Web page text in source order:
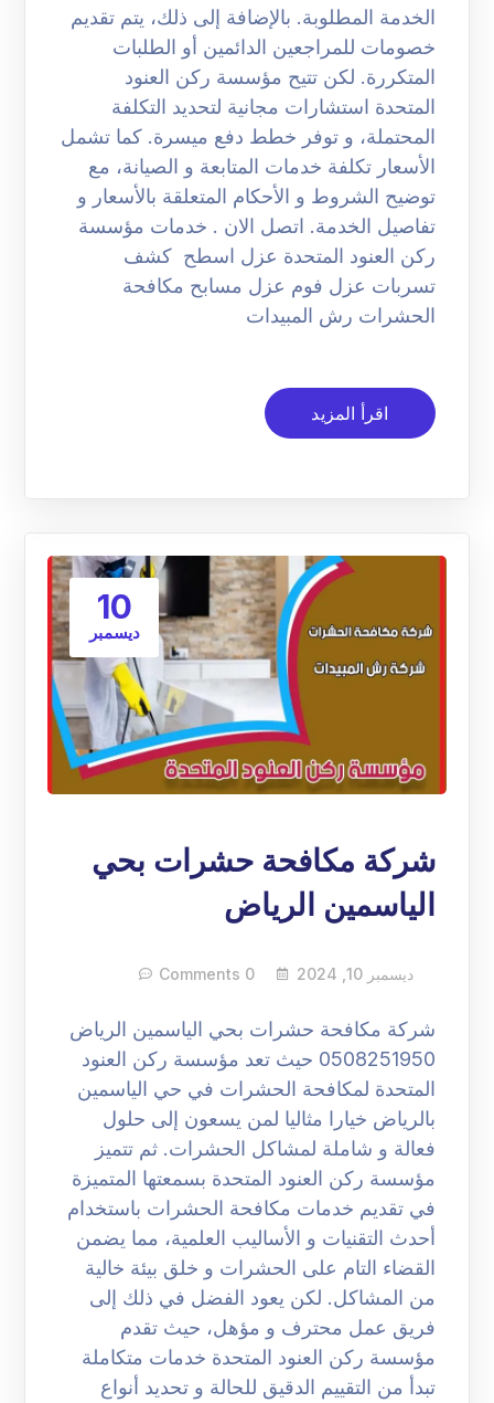
الخدمة المطلوبة. بالإضافة إلى ذلك، يتم تقديم
خصومات للمراجعين الدائمين أو الطلبات
المتكررة. لكن تتيح مؤسسة ركن العنود
المتحدة استشارات مجانية لتحديد التكلفة
المحتملة، و توفر خطط دفع ميسرة. كما تشمل
الأسعار تكلفة خدمات المتابعة و الصيانة، مع
توضيح الشروط و الأحكام المتعلقة بالأسعار و
تفاصيل الخدمة. اتصل الان . خدمات مؤسسة
ركن العنود المتحدة عزل اسطح كشف
تسربات عزل فوم عزل مسابح مكافحة
الحشرات رش المبيدات
اقرأ المزيد
10
ديسمبر
شركة مكافحة حشرات بحي
الياسمين الرياض
ديسمبر 10, 2024 0 Comments
شركة مكافحة حشرات بحي الياسمين الرياض
0508251950 حيث تعد مؤسسة ركن العنود
المتحدة لمكافحة الحشرات في حي الياسمين
بالرياض خيارا مثاليا لمن يسعون إلى حلول
فعالة و شاملة لمشاكل الحشرات. ثم تتميز
مؤسسة ركن العنود المتحدة بسمعتها المتميزة
في تقديم خدمات مكافحة الحشرات باستخدام
أحدث التقنيات و الأساليب العلمية، مما يضمن
القضاء التام على الحشرات و خلق بيئة خالية
من المشاكل. لكن يعود الفضل في ذلك إلى
فريق عمل محترف و مؤهل، حيث تقدم
مؤسسة ركن العنود المتحدة خدمات متكاملة
تبدأ من التقييم الدقيق للحالة و تحديد أنواع